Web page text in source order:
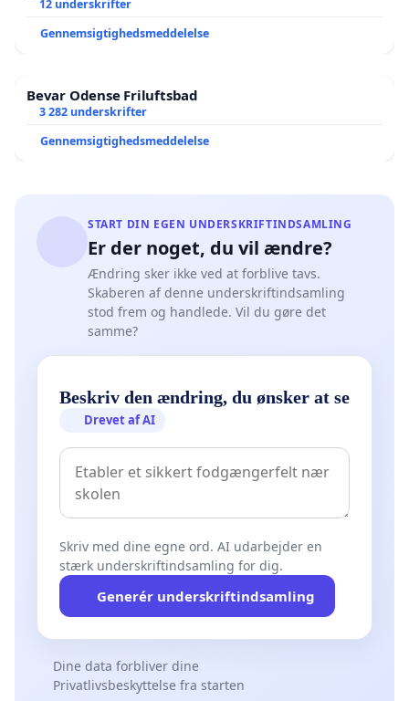
12 underskrifter
Gennemsigtighedsmeddelelse
Bevar Odense Friluftsbad
3 282 underskrifter
Gennemsigtighedsmeddelelse
START DIN EGEN UNDERSKRIFTINDSAMLING
Er der noget, du vil ændre?
Ændring sker ikke ved at forblive tavs.
Skaberen af denne underskriftindsamling
stod frem og handlede. Vil du gøre det
samme?
Beskriv den ændring, du ønsker at se
Drevet af AI
Skriv med dine egne ord. AI udarbejder en
stærk underskriftindsamling for dig.
Generér underskriftindsamling
Dine data forbliver dine
Privatlivsbeskyttelse fra starten